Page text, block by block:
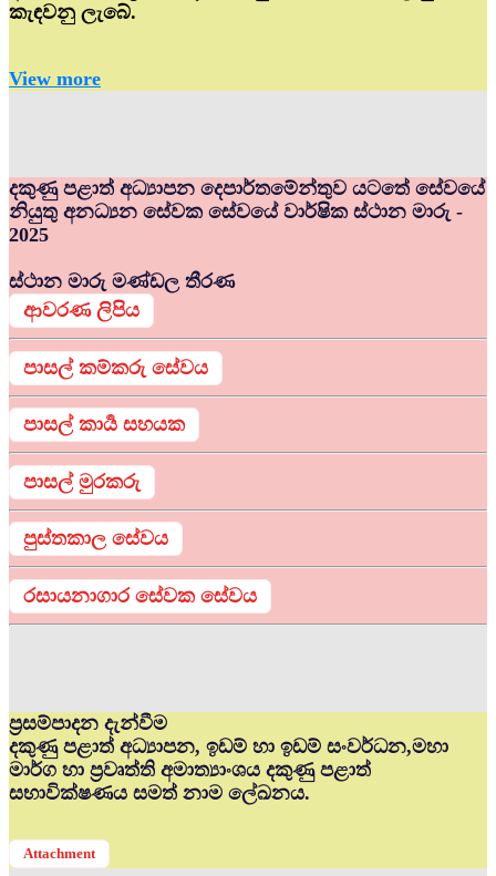
කැඳවනු ලැබේ.
View more
දකුණු පළාත් අධ්‍යාපන දෙපාර්තමේන්තුව යටතේ සේවයේ
නියුතු අනධ්‍යන සේවක සේවයේ වාර්ෂික ස්ථාන මාරු -
2025
ස්ථාන මාරු මණ්ඩල තීරණ
ආවරණ ලිපිය
පාසල් කම්කරු සේවය
පාසල් කාර්‍ය සහයක
පාසල් මුරකරු
පුස්තකාල සේවය
රසායනාගාර සේවක සේවය
ප්‍රසම්පාදන දැන්වීම
දකුණු පළාත් අධ්‍යාපන, ඉඩම් හා ඉඩම් සංවර්ධන,මහා
මාර්ග හා ප්‍රවෘත්ති අමාත්‍යාංශය දකුණු පළාත්
සභාවික්ෂණය සමත් නාම ලේඛනය.
Attachment